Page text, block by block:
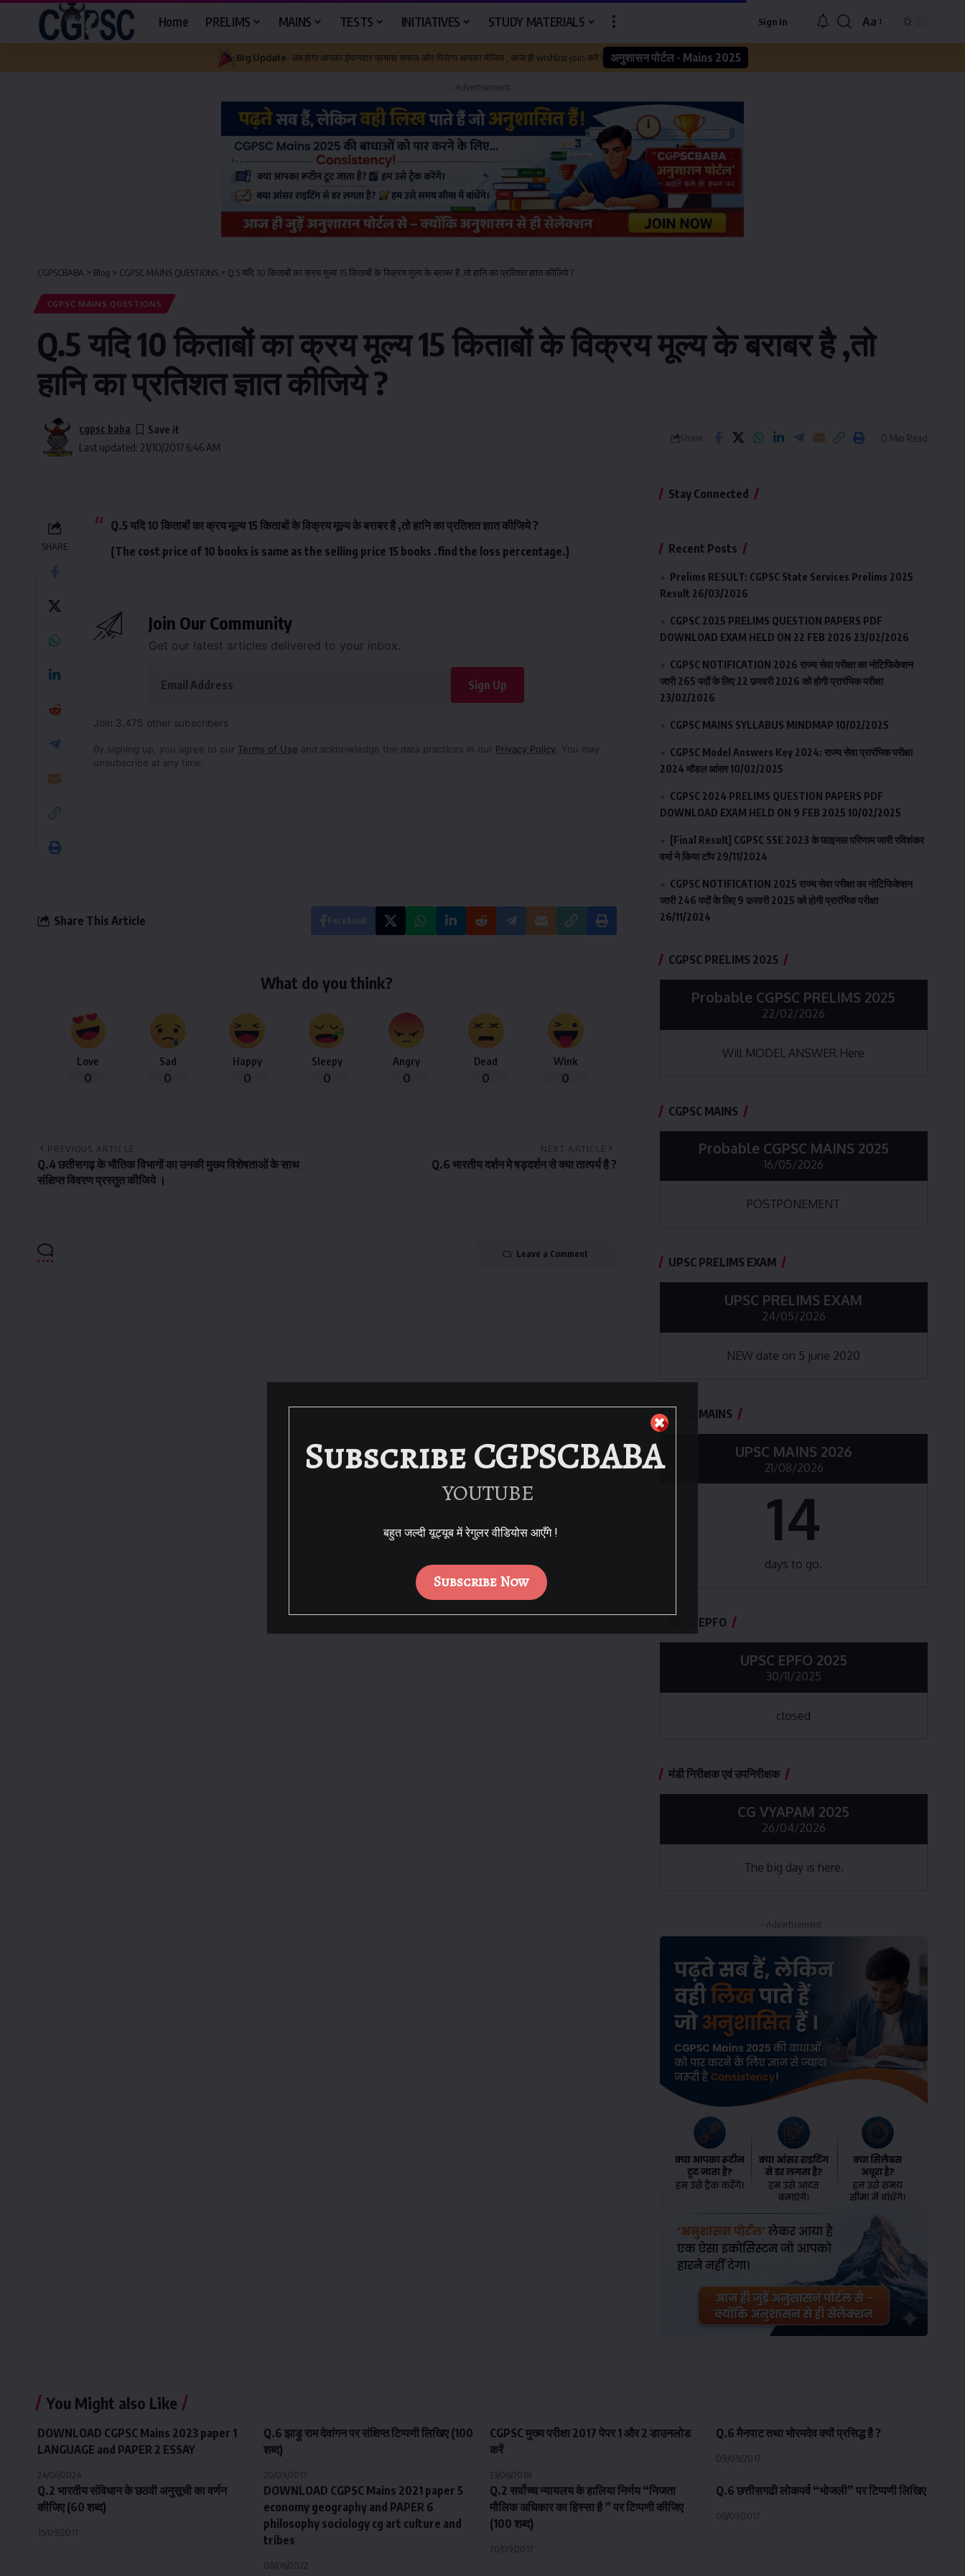
Home PRELIMS MAINS TESTS INITIATIVES STUDY MATERIALS Sign In Aa
Big Update- अब होगा आपका ईमानदार प्रयास सफल और मिलेगा आपका मंजिल , आज ही wishlist join करें ! अनुशासन पोर्टल - Mains 2025
- Advertisement -
CGPSCBABA > Blog > CGPSC MAINS QUESTIONS > Q.5 यदि 10 किताबों का क्रय मूल्य 15 किताबों के विक्रय मूल्य के बराबर है ,तो हानि का प्रतिशत ज्ञात कीजिये ?
CGPSC MAINS QUESTIONS
Q.5 यदि 10 किताबों का क्रय मूल्य 15 किताबों के विक्रय मूल्य के बराबर है ,तो
हानि का प्रतिशत ज्ञात कीजिये ?
Last updated: 21/10/2017 6:46 AM
cgpsc baba
Share 0 Min Read
SHARE
Q.5 यदि 10 किताबों का क्रय मूल्य 15 किताबों के विक्रय मूल्य के बराबर है ,तो हानि का प्रतिशत ज्ञात कीजिये ?
(The cost price of 10 books is same as the selling price 15 books .find the loss percentage.)
Join Our Community
Get our latest articles delivered to your inbox.
Sign Up
Join 3,475 other subscribers
By signing up, you agree to our Terms of Use and acknowledge the data practices in our Privacy Policy . You may
unsubscribe at any time.
Share This Article Facebook
What do you think?
Love
0
Sad
0
Happy
0
Sleepy
0
Angry
0
Dead
0
Wink
0
PREVIOUS ARTICLE
Q.4 छतीसगढ़ के भौतिक विभागों का उनकी मुख्य विशेषताओं के साथ
संक्षिप्त विवरण प्रस्तुत कीजिये ।
NEXT ARTICLE
Q.6 भारतीय दर्शन मे षड्दर्शन से क्या तात्पर्य है ?
Leave a Comment
Stay Connected
Recent Posts
Prelims RESULT: CGPSC State Services Prelims 2025
Result 26/03/2026
CGPSC 2025 PRELIMS QUESTION PAPERS PDF
DOWNLOAD EXAM HELD ON 22 FEB 2026 23/02/2026
CGPSC NOTIFICATION 2026 राज्य सेवा परीक्षा का नोटिफिकेशन
जारी 265 पदों के लिए 22 फ़रवरी 2026 को होगी प्रारंभिक परीक्षा
23/02/2026
CGPSC MAINS SYLLABUS MINDMAP 10/02/2025
CGPSC Model Answers Key 2024: राज्य सेवा प्रारंभिक परीक्षा
2024 मॉडल आंसर 10/02/2025
CGPSC 2024 PRELIMS QUESTION PAPERS PDF
DOWNLOAD EXAM HELD ON 9 FEB 2025 10/02/2025
[Final Result] CGPSC SSE 2023 के फाइनल परिणाम जारी रविशंकर
वर्मा ने किया टॉप 29/11/2024
CGPSC NOTIFICATION 2025 राज्य सेवा परीक्षा का नोटिफिकेशन
जारी 246 पदों के लिए 9 फ़रवरी 2025 को होगी प्रारंभिक परीक्षा
26/11/2024
CGPSC PRELIMS 2025
Probable CGPSC PRELIMS 2025
22/02/2026
Will MODEL ANSWER Here
CGPSC MAINS
Probable CGPSC MAINS 2025
16/05/2026
POSTPONEMENT
UPSC PRELIMS EXAM
UPSC PRELIMS EXAM
24/05/2026
NEW date on 5 june 2020
UPSC MAINS
UPSC MAINS 2026
21/08/2026
14
days to go.
UPSC EPFO
UPSC EPFO 2025
30/11/2025
closed
मंडी निरीक्षक एवं उपनिरीक्षक
CG VYAPAM 2025
26/04/2026
The big day is here.
- Advertisement -
You Might also Like
DOWNLOAD CGPSC Mains 2023 paper 1
LANGUAGE and PAPER 2 ESSAY
24/06/2024
Q.6 झाड़ू राम देवांगन पर संक्षिप्त टिप्पणी लिखिए (100
शब्द)
20/09/2017
CGPSC मुख्य परीक्षा 2017 पेपर 1 और 2 डाउनलोड
करें
23/06/2018
Q.6 मैनपाट तथा भोरमदेव क्यों प्रसिद्ध है ?
09/09/2017
Q.2 भारतीय संविधान के छठवी अनुसूची का वर्णन
कीजिए (60 शब्द)
15/09/2017
DOWNLOAD CGPSC Mains 2021 paper 5
economy geography and PAPER 6
philosophy sociology cg art culture and
tribes
08/06/2022
Q.2 सर्वोच्च न्यायलय के हालिया निर्णय “निजता
मौलिक अधिकार का हिस्सा है ” पर टिप्पणी कीजिए
(100 शब्द)
20/09/2017
Q.6 छत्तीसगढी लोकपर्व “भोजली” पर टिप्पणी लिखिए
08/09/2017
Subscribe CGPSCBABA
YOUTUBE
Subscribe Now
बहुत जल्दी यूट्यूब में रेगुलर वीडियोस आएँगे !